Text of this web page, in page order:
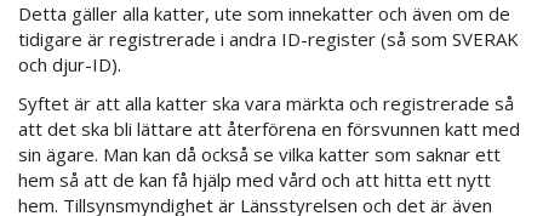
Detta gäller alla katter, ute som innekatter och även om de
tidigare är registrerade i andra ID-register (så som SVERAK
och djur-ID).
Syftet är att alla katter ska vara märkta och registrerade så
att det ska bli lättare att återförena en försvunnen katt med
sin ägare. Man kan då också se vilka katter som saknar ett
hem så att de kan få hjälp med vård och att hitta ett nytt
hem. Tillsynsmyndighet är Länsstyrelsen och det är även